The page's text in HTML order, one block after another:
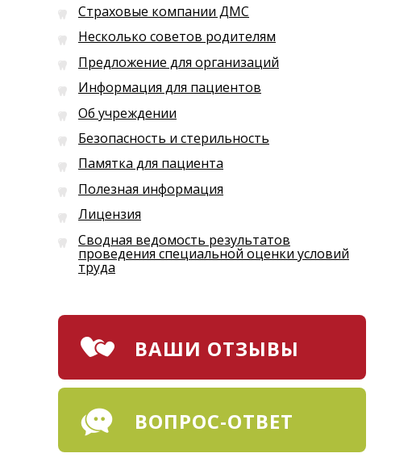
Страховые компании ДМС
Несколько советов родителям
Предложение для организаций
Информация для пациентов
Об учреждении
Безопасность и стерильность
Памятка для пациента
Полезная информация
Лицензия
Сводная ведомость результатов
проведения специальной оценки условий
труда
ВАШИ ОТЗЫВЫ
ВОПРОС-ОТВЕТ